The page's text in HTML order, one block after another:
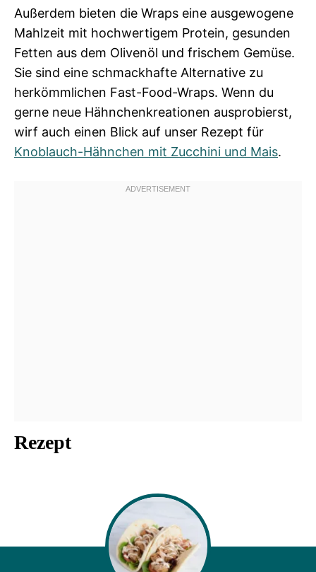
Außerdem bieten die Wraps eine ausgewogene
Mahlzeit mit hochwertigem Protein, gesunden
Fetten aus dem Olivenöl und frischem Gemüse.
Sie sind eine schmackhafte Alternative zu
herkömmlichen Fast-Food-Wraps. Wenn du
gerne neue Hähnchenkreationen ausprobierst,
wirf auch einen Blick auf unser Rezept für
Knoblauch-Hähnchen mit Zucchini und Mais.
Rezept